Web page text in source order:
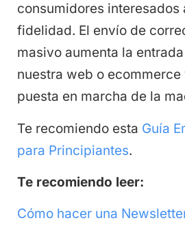
consumidores interesados
fidelidad. El envío de
masivo aumenta la
nuestra web o
puesta en marcha de la
Te recomiendo esta Guía
para Principiantes.
Te recomiendo leer:
Cómo hacer una